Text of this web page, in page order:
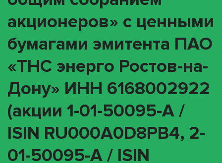
акционеров» с ценными
бумагами эмитента ПАО
«ТНС энерго Ростов-на-
Дону» ИНН 6168002922
(акции 1-01-50095-A /
ISIN RU000A0D8PB4, 2-
01-50095-A / ISIN